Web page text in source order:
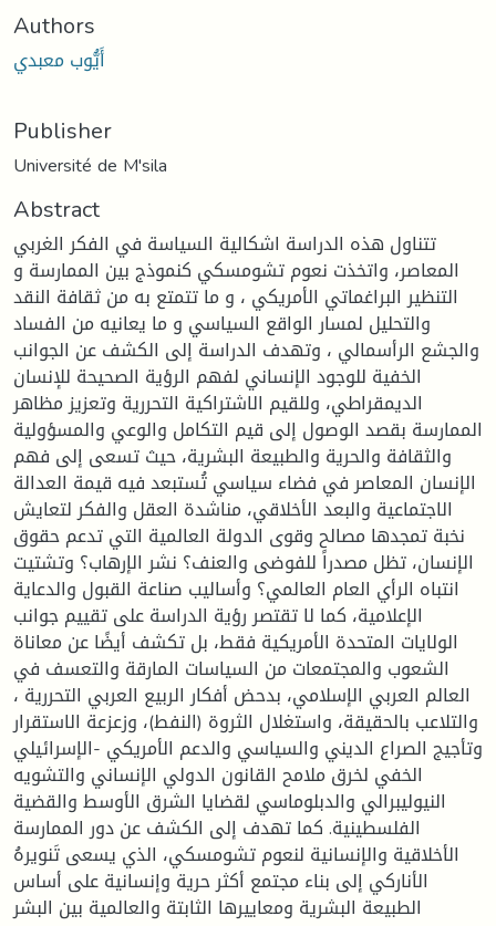
Authors
أَيُّوب معبدي
Publisher
Université de M'sila
Abstract
تتناول هذه الدراسة اشكالية السياسة في الفكر الغربي
المعاصر، واتخذت نعوم تشومسكي كنموذج بين الممارسة و
التنظير البراغماتي الأمريكي ، و ما تتمتع به من ثقافة النقد
والتحليل لمسار الواقع السياسي و ما يعانيه من الفساد
والجشع الرأسمالي ، وتهدف الدراسة إلى الكشف عن الجوانب
الخفية للوجود الإنساني لفهم الرؤية الصحيحة للإنسان
الديمقراطي، وللقيم الاشتراكية التحررية وتعزيز مظاهر
الممارسة بقصد الوصول إلى قيم التكامل والوعي والمسؤولية
والثقافة والحرية والطبيعة البشرية، حيث تسعى إلى فهم
الإنسان المعاصر في فضاء سياسي تُستبعد فيه قيمة العدالة
الاجتماعية والبعد الأخلاقي، مناشدة العقل والفكر لتعايش
نخبة تمجدها مصالح وقوى الدولة العالمية التي تدعم حقوق
الإنسان، تظل مصدراً للفوضى والعنف؟ نشر الإرهاب؟ وتشتيت
انتباه الرأي العام العالمي؟ وأساليب صناعة القبول والدعاية
الإعلامية، كما لا تقتصر رؤية الدراسة على تقييم جوانب
الولايات المتحدة الأمريكية فقط، بل تكشف أيضًا عن معاناة
الشعوب والمجتمعات من السياسات المارقة والتعسف في
العالم العربي الإسلامي، بدحض أفكار الربيع العربي التحررية ،
والتلاعب بالحقيقة، واستغلال الثروة (النفط)، وزعزعة الاستقرار
وتأجيج الصراع الديني والسياسي والدعم الأمريكي -الإسرائيلي
الخفي لخرق ملامح القانون الدولي الإنساني والتشويه
النيوليبرالي والدبلوماسي لقضايا الشرق الأوسط والقضية
الفلسطينية. كما تهدف إلى الكشف عن دور الممارسة
الأخلاقية والإنسانية لنعوم تشومسكي، الذي يسعى تَنويرهُ
الأناركي إلى بناء مجتمع أكثر حرية وإنسانية على أساس
الطبيعة البشرية ومعاييرها الثابتة والعالمية بين البشر